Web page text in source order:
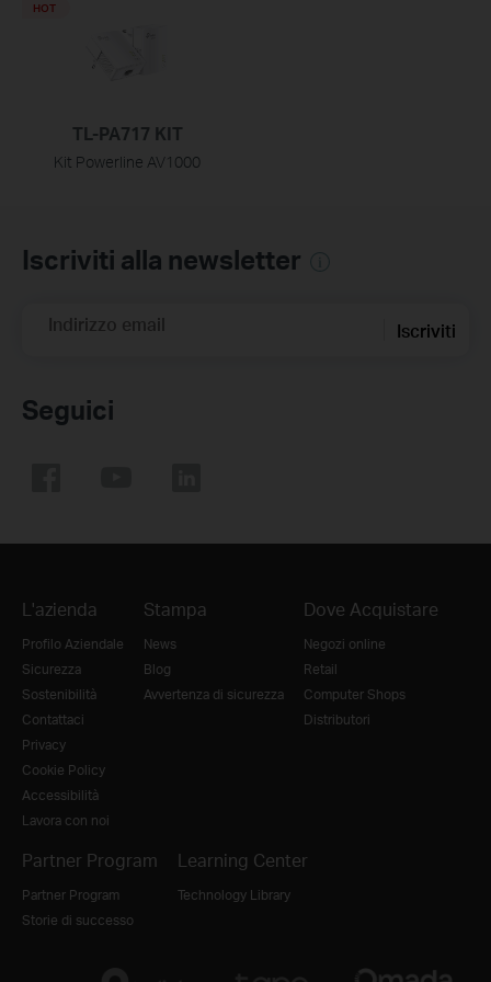
TL-PA717 KIT
Kit Powerline AV1000
HOT
Iscriviti alla newsletter
Indirizzo email Iscriviti
Seguici
L'azienda
Profilo Aziendale
Sicurezza
Sostenibilità
Contattaci
Privacy
Cookie Policy
Accessibilità
Lavora con noi
Stampa
News
Blog
Avvertenza di sicurezza
Dove Acquistare
Negozi online
Retail
Computer Shops
Distributori
Partner Program
Partner Program
Storie di successo
Learning Center
Technology Library